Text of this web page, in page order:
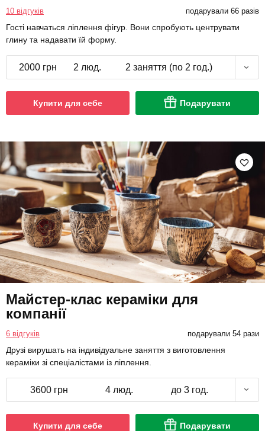
10 відгуків подарували 66 разів
Гості навчаться ліплення фігур. Вони спробують центрувати
глину та надавати їй форму.
2000 грн 2 люд. 2 заняття (по 2 год.)
Купити для себе Подарувати
Майстер-клас кераміки для
компанії
6 відгуків подарували 54 рази
Друзі вирушать на індивідуальне заняття з виготовлення
кераміки зі спеціалістами із ліплення.
3600 грн 4 люд. до 3 год.
Купити для себе Подарувати